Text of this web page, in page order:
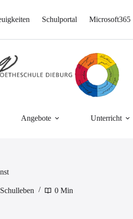
Schulportal Microsoft365
Angebote Unterricht
Schulleben 0 Min